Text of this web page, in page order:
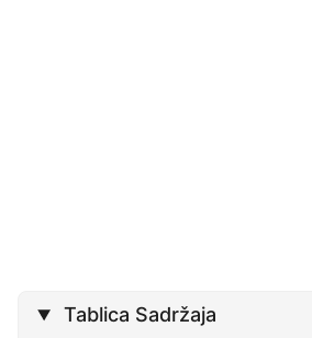
Tablica Sadržaja